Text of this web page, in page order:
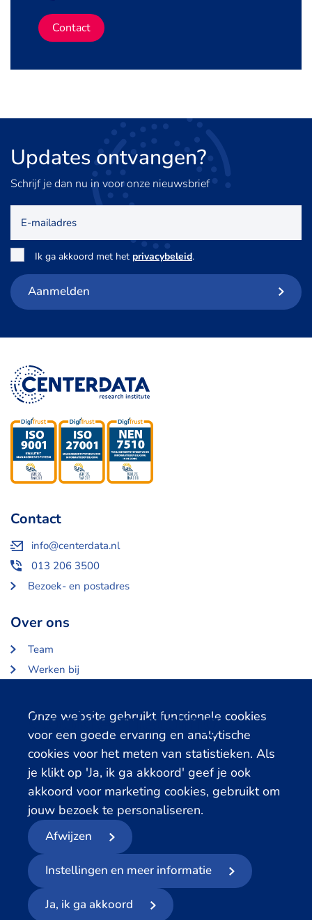
Cookie melding
Onze website gebruikt functionele cookies
voor een goede ervaring en analytische
cookies voor het meten van statistieken. Als
je klikt op 'Ja, ik ga akkoord' geef je ook
akkoord voor marketing cookies, gebruikt om
jouw bezoek te personaliseren.
Afwijzen
Instellingen en meer informatie
Ja, ik ga akkoord
Contact
Updates ontvangen?
Schrijf je dan nu in voor onze nieuwsbrief
mailadres
Toestemming
Ik ga akkoord met het privacybeleid.
Aanmelden
Contact
info@centerdata.nl
013 206 3500
Bezoek- en postadres
Over ons
Team
Werken bij
Partners en opdrachtgevers
Gerelateerde databanken
LISS Data Archive
SHARE Data Access
DHS Data Access
© 2026 - Centerdata
Privacyverklaring
Voorwaarden
Meld datalek
Volg ons op social media: